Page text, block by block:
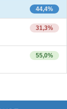
44,4%
31,3%
55,0%